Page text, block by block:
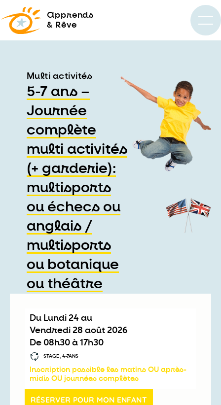
apprends
& Rêve
Multi activités
5-7 ans –
Journée
complète
multi activités
(+ garderie):
multisports
ou échecs ou
anglais /
multisports
ou botanique
ou théâtre
Du lundi 24 au
vendredi 28 août 2026
De
08h30à 17h30
STAGE , 4-7ANS
Inscription possible les matins OU après-
midis OU journées complètes
RÉSERVER POUR MON ENFANT